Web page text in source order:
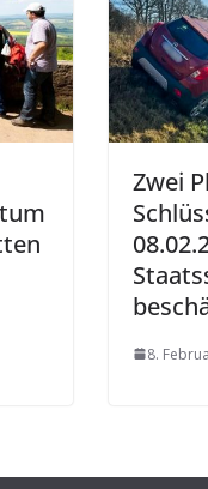
Zwei
8.